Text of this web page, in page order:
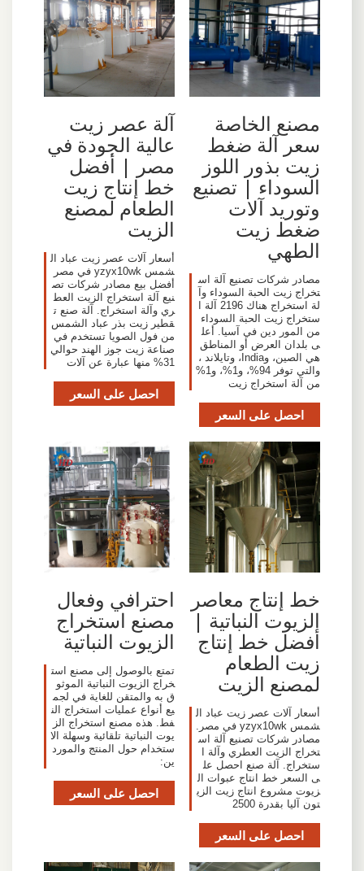
مصنع الخاصة
سعر آلة ضغط
زيت بذور اللوز
السوداء | تصنيع
وتوريد آلات
ضغط زيت
الطهي
مصادر شركات تصنيع آلة اس
تخراج زيت الحبة السوداء وآ
لة استخراج هناك 2196 آلة ا
ستخراج زيت الحبة السوداء
من المور دين في آسيا. أعل
ى بلدان العرض أو المناطق
هي الصين، وIndia، وتايلاند ،
والتي توفر 94%، و1%، و1%
من آلة استخراج زيت
احصل على السعر
آلة عصر زيت
عالية الجودة في
مصر | أفضل
خط إنتاج زيت
الطعام لمصنع
الزيت
أسعار آلات عصر زيت عباد ال
شمس yzyx10wk في مصر
أفضل بيع مصادر شركات تص
نيع آلة استخراج الزيت العط
ري وآلة استخراج. آلة صنع ت
قطير زيت بذر عباد الشمس
من فول الصويا تستخدم في
صناعة زيت جوز الهند حوالي
31% منها عبارة عن آلات
احصل على السعر
خط إنتاج معاصر
الزيوت النباتية |
أفضل خط إنتاج
زيت الطعام
لمصنع الزيت
أسعار آلات عصر زيت عباد ال
شمس yzyx10wk في مصر.
مصادر شركات تصنيع آلة اس
تخراج الزيت العطري وآلة ا
ستخراج. آلة صنع احصل عل
ى السعر خط انتاج عبوات ال
زيوت مشروع انتاج زيت الزي
تون آليا بقدرة 2500
احصل على السعر
احترافي وفعال
مصنع استخراج
الزيوت النباتية
تمتع بالوصول إلى مصنع است
خراج الزيوت النباتية الموثو
ق به والمتقن للغاية في لجم
يع أنواع عمليات استخراج الن
فط. هذه مصنع استخراج الز
يوت النباتية تلقائية وسهلة الا
ستخدام حول المنتج والمورد
ين:
احصل على السعر